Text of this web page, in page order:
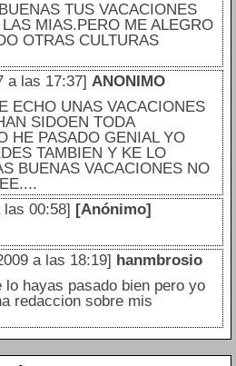
TUS VACACIONES
MIAS.PERO ME ALEGRO
OTRAS CULTURAS
a las 17:37] ANONIMO
ECHO UNAS VACACIONES
SIDOEN TODA
HE PASADO GENIAL YO
TAMBIEN Y KE LO
BUENAS VACACIONES NO
00:58] [Anónimo]
a las 18:19] hanmbrosio
lo hayas pasado bien pero yo
redaccion sobre mis